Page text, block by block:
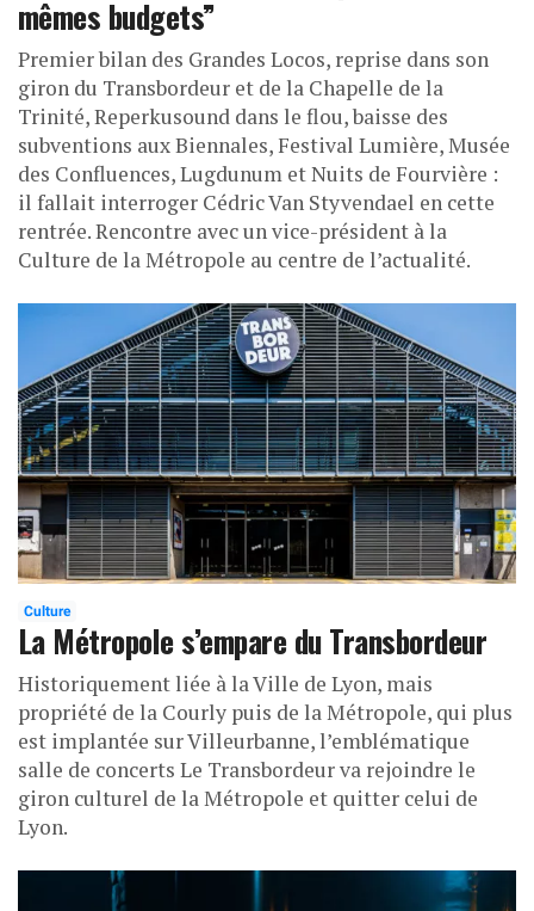
mêmes budgets”
Premier bilan des Grandes Locos, reprise dans son
giron du Transbordeur et de la Chapelle de la
Trinité, Reperkusound dans le flou, baisse des
subventions aux Biennales, Festival Lumière, Musée
des Confluences, Lugdunum et Nuits de Fourvière :
il fallait interroger Cédric Van Styvendael en cette
rentrée. Rencontre avec un vice-président à la
Culture de la Métropole au centre de l’actualité.
Culture
La Métropole s’empare du Transbordeur
Historiquement liée à la Ville de Lyon, mais
propriété de la Courly puis de la Métropole, qui plus
est implantée sur Villeurbanne, l’emblématique
salle de concerts Le Transbordeur va rejoindre le
giron culturel de la Métropole et quitter celui de
Lyon.